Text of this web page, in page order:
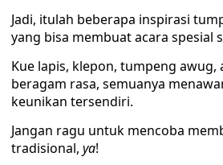
Jadi, itulah beberapa inspirasi
yang bisa membuat acara spesial
Kue lapis, klepon, tumpeng awug,
beragam rasa, semuanya
keunikan tersendiri.
Jangan ragu untuk mencoba
tradisional, ya!